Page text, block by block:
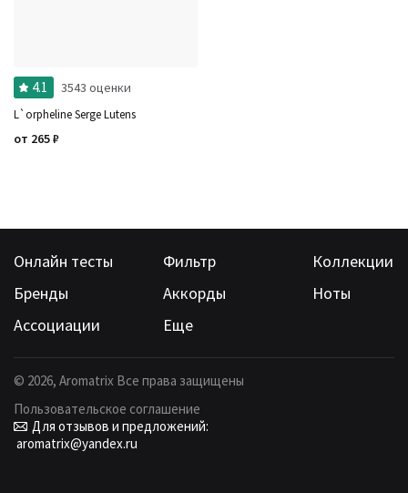
4.1 3543 оценки
L`orpheline Serge Lutens
от 265₽
Онлайн тесты Фильтр
Коллекции
Бренды
Аккорды
Ноты
Ассоциации
Еще
© 2026, Aromatrix Все права защищены
Пользовательское соглашение
Для отзывов и предложений:
aromatrix@yandex.ru